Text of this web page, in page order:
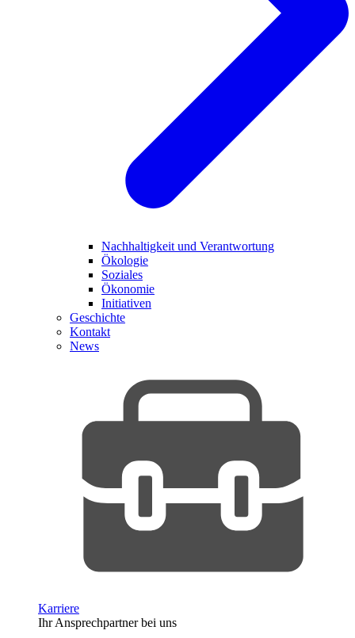
Nachhaltigkeit und Verantwortung
Ökologie
Soziales
Ökonomie
Initiativen
Geschichte
Kontakt
News
Karriere
Ihr Ansprechpartner bei uns